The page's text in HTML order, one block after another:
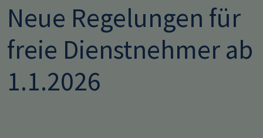
Neue Regelungen für
freie Dienstnehmer ab
1.1.2026